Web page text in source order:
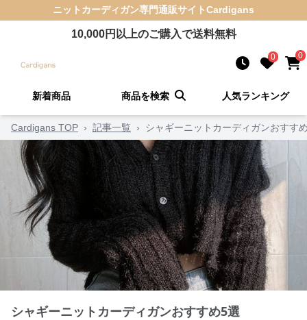
ニットカーディガン専門通販サイトCardigans
10,000円以上のご購入で送料無料
0 0
新着商品 商品を検索 人気ランキング
Cardigans TOP › 記事一覧 › シャギーニットカーディガンおすす
シャギーニットカーディガンおすすめ5選